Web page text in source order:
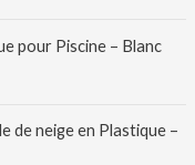
pour Piscine – Blanc
de neige en Plastique –